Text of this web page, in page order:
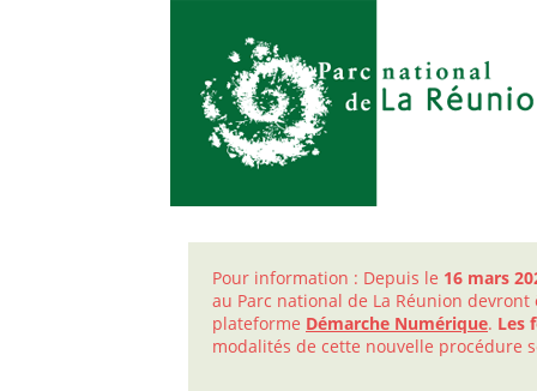
Pour information : Depuis le 16 mars
au Parc national de La Réunion
plateforme Démarche Numérique. Les
modalités de cette nouvelle procédure